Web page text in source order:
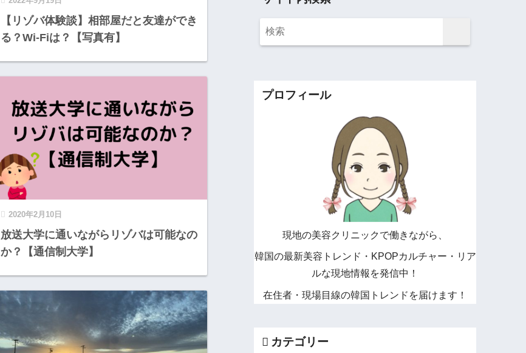
【リゾバ体験談】相部屋だと友達ができ
る？Wi-Fiは？【写真有】
2020年2月10日
放送大学に通いながらリゾバは可能なの
か？【通信制大学】
プロフィール
現地の美容クリニックで働きながら、
韓国の最新美容トレンド・KPOPカルチャー・リア
ルな現地情報を発信中！
在住者・現場目線の韓国トレンドを届けます！
カテゴリー